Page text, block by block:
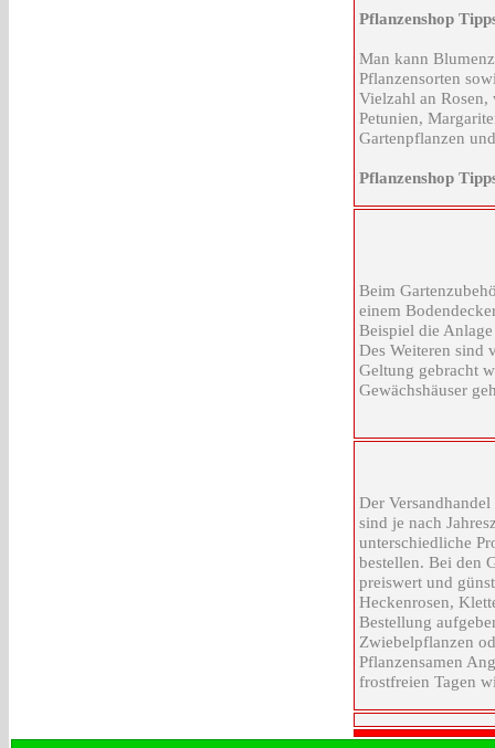
Pflanzenshop
Man kann
Pflanzensorten
Vielzahl an Rosen,
Petunien,
Gartenpflanzen
Pflanzenshop
Beim
einem
Beispiel die
Des Weiteren sind
Geltung gebracht
Gewächshäuser
Der
sind je nach
unterschiedliche
bestellen. Bei den
preiswert und
Heckenrosen,
Bestellung
Zwiebelpflanzen
Pflanzensamen
frostfreien Tagen